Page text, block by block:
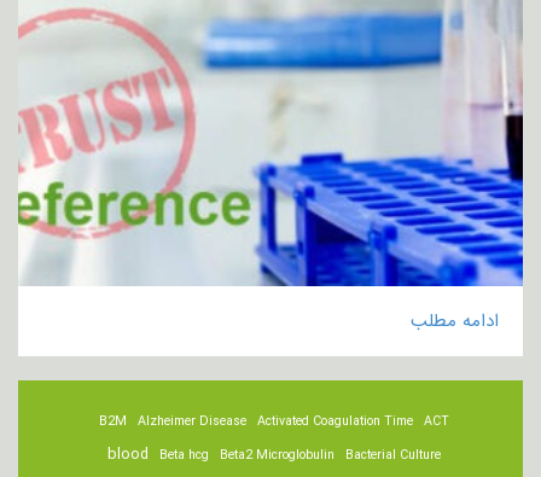
ادامه مطلب
ACT
Activated Coagulation Time
Alzheimer Disease
B2M
Bacterial Culture
Beta2 Microglobulin
Beta hcg
blood